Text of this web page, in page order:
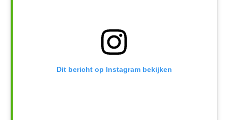
Dit bericht op Instagram bekijken